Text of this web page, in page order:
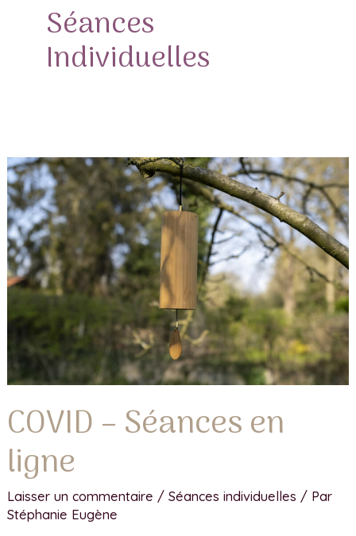
Séances
Individuelles
COVID – Séances en
ligne
Laisser un commentaire / Séances individuelles / Par
Stéphanie Eugène